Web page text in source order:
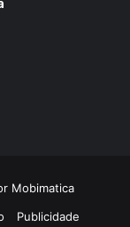
Mobimatica
Publicidade